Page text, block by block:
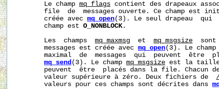
       Le champ
mq_flags contient des drapeaux
file  de  messages ouverte. Ce champ est
       créée avec
mq_open(3). Le seul drapeau  qui
       champ est
O_NONBLOCK.
       Les  champs
mq_maxmsg
  et
mq_msgsize
sont
       messages est créée avec
mq_open(3). Le
maximal  de  messages  qui  peuvent  être
mq_send(3). Le champ mq_msgsize est la taille
peuvent  être  placés dans la file. Chacun
       valeur supérieure à zéro. Deux fichiers de
       valeurs pour ces champs sont décrites dans